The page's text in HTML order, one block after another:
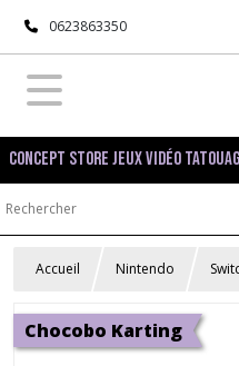
0623863350
Concept Store Jeux Vidéo
Accueil Nintendo
Chocobo Karting